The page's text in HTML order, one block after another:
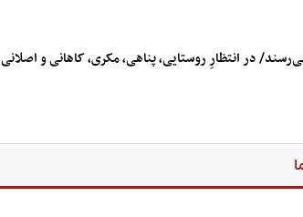
در انتظارِ روستایی، پناهی، مکری، کاهانی و اصلانی